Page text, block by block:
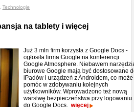
Technologie
na tablety i więcej
Już 3 mln firm korzysta z Google Docs -
ogłosiła firma Google na konferencji
Google Atmosphere. Niebawem
biurowe Google mają być dostosowane
iPadów i urządzeń z Androidem, co może
pomóc w zdobywaniu kolejnych
użytkowników. Wprowadzono też nową
warstwę bezpieczeństwa przy logowaniu
do Google Docs. więcej